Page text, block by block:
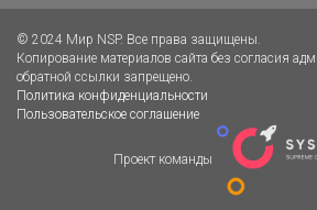
© 2024 Мир NSP. Все права защищены.
Копирование материалов сайта без согласия
обратной ссылки запрещено.
Политика конфиденциальности
Пользовательское соглашение
Проект команды